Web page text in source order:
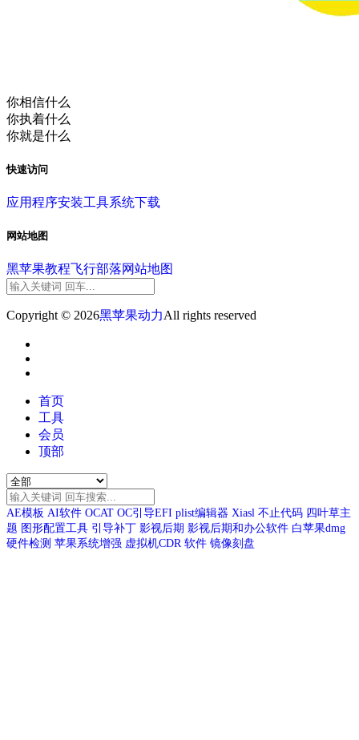
你相信什么
你执着什么
你就是什么
快速访问
应用程序安装工具系统下载
网站地图
黑苹果教程飞行部落网站地图
Copyright © 2026黑苹果动力All rights reserved
首页
工具
会员
顶部
AE模板 AI软件 OCAT OC引导EFI plist编辑器 Xiasl 不止代码 四叶草主
题 图形配置工具 引导补丁 影视后期 影视后期和办公软件 白苹果dmg
硬件检测 苹果系统增强 虚拟机CDR 软件 镜像刻盘